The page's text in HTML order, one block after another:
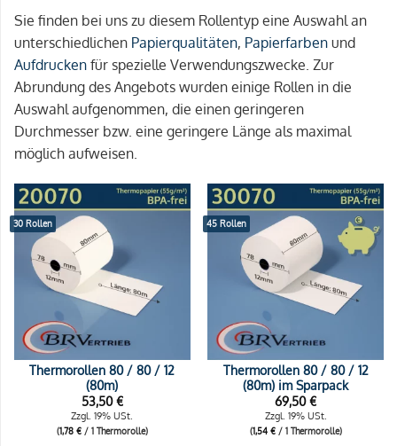
Sie finden bei uns zu diesem Rollentyp eine Auswahl an
unterschiedlichen Papierqualitäten, Papierfarben und
Aufdrucken für spezielle Verwendungszwecke. Zur
Abrundung des Angebots wurden einige Rollen in die
Auswahl aufgenommen, die einen geringeren
Durchmesser bzw. eine geringere Länge als maximal
möglich aufweisen.
30 Rollen
Thermorollen 80 / 80 / 12
(80m)
53,50€
Zzgl. 19% USt.
(1,78 €/ 1 Thermorolle)
45 Rollen
Thermorollen 80 / 80 / 12
(80m) im Sparpack
69,50€
Zzgl. 19% USt.
(1,54 €/ 1 Thermorolle)